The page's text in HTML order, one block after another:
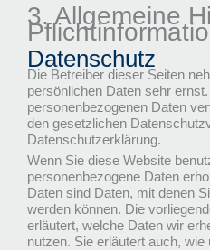
3. Allgemeine
Datenschutz
Die Betreiber dieser Seiten
persönlichen Daten sehr
personenbezogenen Daten
den gesetzlichen
Datenschutzerklärung.
Wenn Sie diese Website
personenbezogene Daten
Daten sind Daten, mit denen
werden können. Die
erläutert, welche Daten wir
nutzen. Sie erläutert auch,